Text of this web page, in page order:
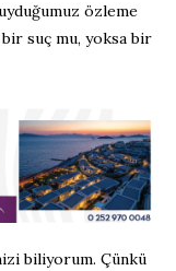
özleme
suç mu, yoksa bir
biliyorum. Çünkü